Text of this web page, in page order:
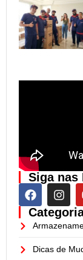
Siga nas
Dicas de